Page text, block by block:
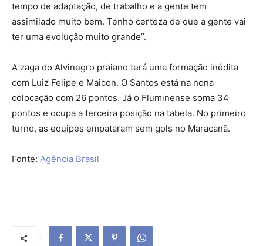
tempo de adaptação, de trabalho e a gente tem
assimilado muito bem. Tenho certeza de que a gente vai
ter uma evolução muito grande”.
A zaga do Alvinegro praiano terá uma formação inédita
com Luiz Felipe e Maicon. O Santos está na nona
colocação com 26 pontos. Já o Fluminense soma 34
pontos e ocupa a terceira posição na tabela. No primeiro
turno, as equipes empataram sem gols no Maracanã.
Fonte: Agência Brasil